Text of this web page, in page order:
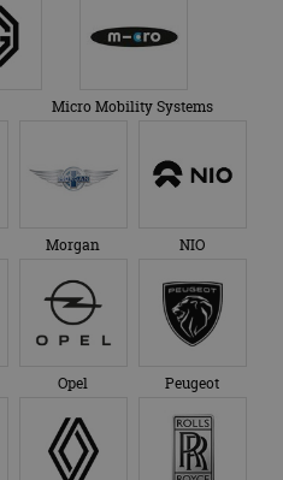
Micro Mobility Systems
Morgan NIO
Opel Peugeot